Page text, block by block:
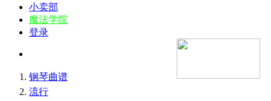
小卖部
魔法学院
登录
钢琴曲谱
流行